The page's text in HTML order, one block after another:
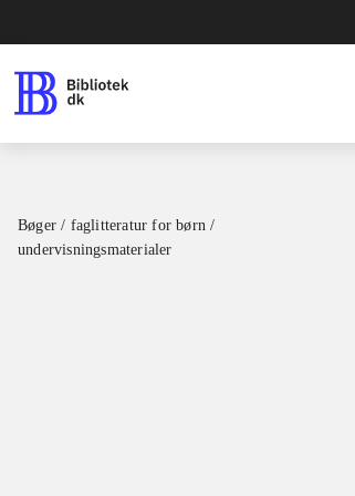
Bøger / faglitteratur for børn /
undervisningsmaterialer